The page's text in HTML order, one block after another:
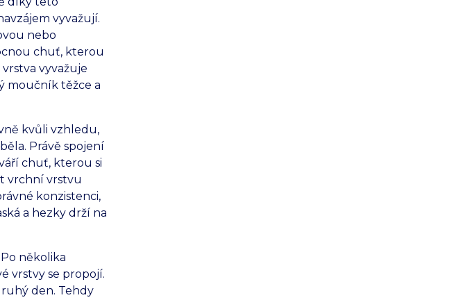
vyvažují.
nebo
chuť, kterou
vyvažuje
moučník těžce a
kvůli vzhledu,
Právě spojení
chuť, kterou si
vrchní vrstvu
konzistenci,
a hezky drží na
několika
vrstvy se propojí.
den. Tehdy